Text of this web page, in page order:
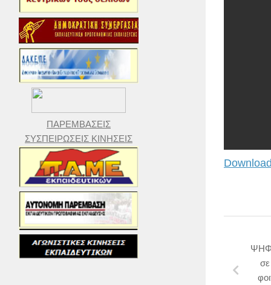
ΠΑΡΕΜΒΑΣΕΙΣ
ΣΥΣΠΕΙΡΩΣΕΙΣ ΚΙΝΗΣΕΙΣ